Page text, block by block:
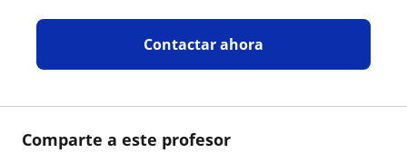
Comparte a este profesor
Contactar ahora